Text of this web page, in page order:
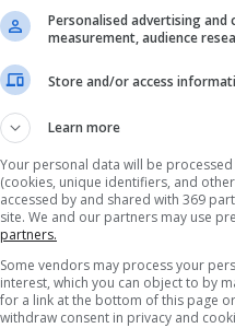
nga KQZ, fushata
për deputetë, e cila
pas
ka vendosur
politike dhe
të përfundojë në orën
patën deklaruar
Personalised advertising
measurement, audience
Store and/or access
Learn more
Your personal data will be
(cookies, unique identifiers, and
accessed by and shared with 369
site. We and our partners may use
partners.
Some vendors may process your
interest, which you can object to by
for a link at the bottom of this page
withdraw consent in privacy and